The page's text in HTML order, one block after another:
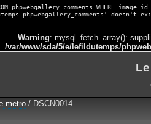
phpwebgallery_comments WHERE
doesn't
Warning: mysql_fetch_array():
/var/www/sda/5/e/lefildutemps/
metro / DSCN0014